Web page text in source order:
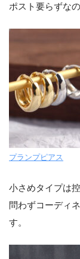
ポスト要らずなの
プランプピアス
小さめタイプは
問わずコーディ
す。